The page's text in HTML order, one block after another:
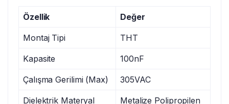
Özellik Değer
Montaj Tipi THT
Kapasite 100nF
Çalışma Gerilimi (Max) 305VAC
Dielektrik Materyal Metalize Polipropilen